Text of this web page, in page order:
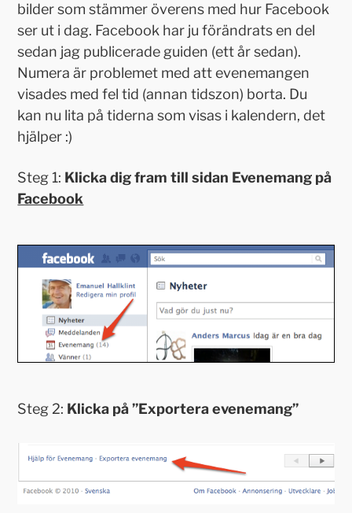
bilder som stämmer överens med hur Facebook
ser ut i dag. Facebook har ju förändrats en del
sedan jag publicerade guiden (ett år sedan).
Numera är problemet med att evenemangen
visades med fel tid (annan tidszon) borta. Du
kan nu lita på tiderna som visas i kalendern, det
hjälper :)
Steg 1: Klicka dig fram till sidan Evenemang på
Facebook
Steg 2: Klicka på ”Exportera evenemang”